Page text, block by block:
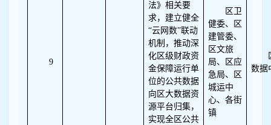
9
法》相关要
求，建立健全
“云网数”联动
机制，推动深
化区级财政资
金保障运行单
位的公共数据
向区大数据资
源平台归集，
实现全区公共
区卫
健委、区
建管委、
区文旅
局、区应
急局、区
城运中
心、各街
镇
数据